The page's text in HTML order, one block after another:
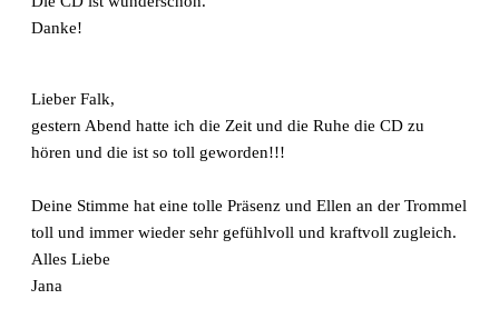
Danke!
Lieber Falk,
gestern Abend hatte ich die Zeit und die Ruhe die CD zu
hören und die ist so toll geworden!!!
Deine Stimme hat eine tolle Präsenz und Ellen an der Trommel
toll und immer wieder sehr gefühlvoll und kraftvoll zugleich.
Alles Liebe
Jana